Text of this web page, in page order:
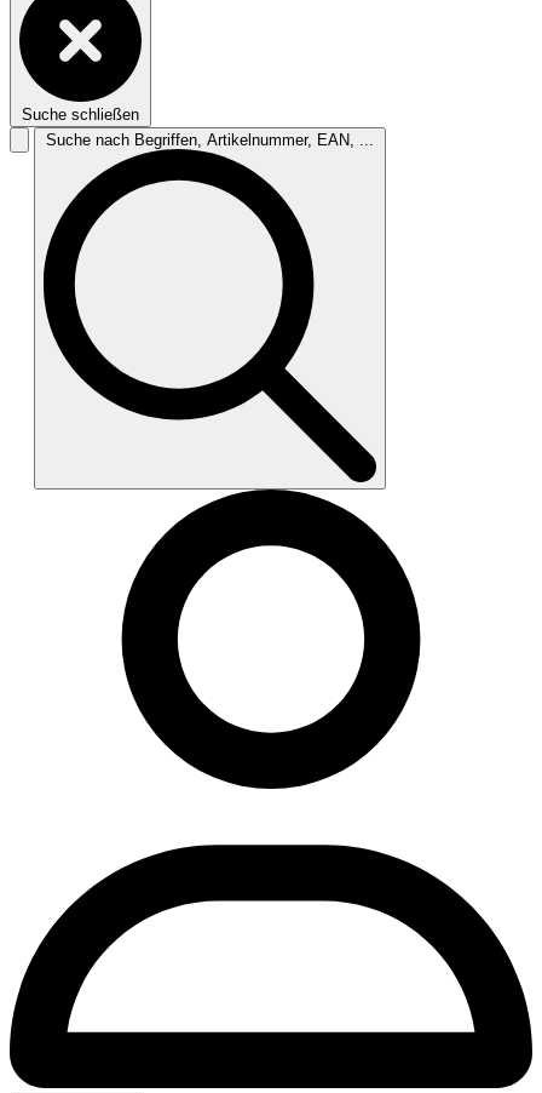
Suche schließen
Suche nach Begriffen, Artikelnummer, EAN, ...